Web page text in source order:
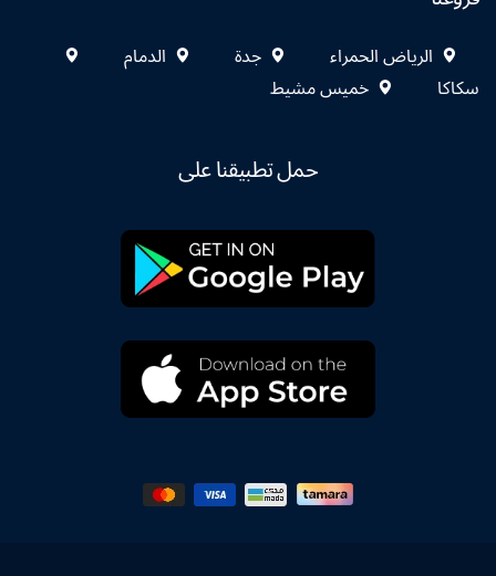
الرياض الحمراء جدة
الدمام
سكاكا
خميس مشيط
حمل تطبيقنا على